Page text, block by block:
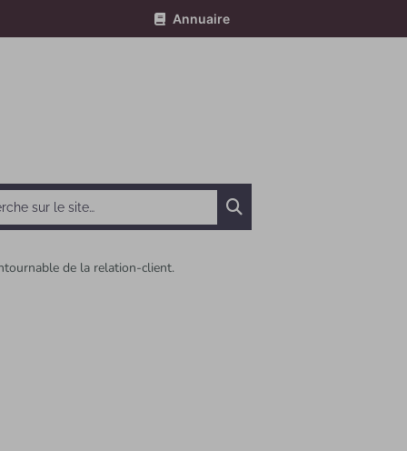
Annuaire
de la relation-client.